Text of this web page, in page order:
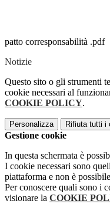
patto corresponsabilità .pdf
Notizie
Questo sito o gli strumenti
cookie necessari al
COOKIE POLICY.
Personalizza Rifiuta tutti i
Gestione cookie
In questa schermata è
I cookie necessari sono
piattaforma e non è
Per conoscere quali sono i
visionare la COOKIE